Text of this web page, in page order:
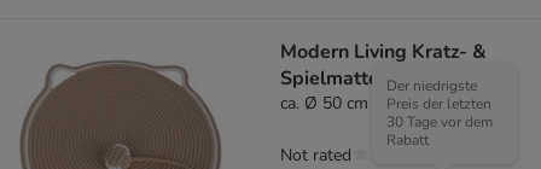
Modern Living Kratz- &
Spielmatte Sarawak
ca. Ø 50 cm
Der niedrigste
Preis der letzten
30 Tage vor dem
Rabatt
Not rated